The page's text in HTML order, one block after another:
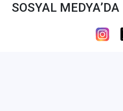
SOSYAL MEDYA’DA